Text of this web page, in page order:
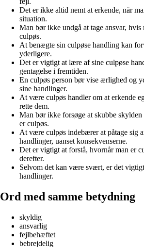
Det er ikke altid nemt at erkende, når
situation.
Man bør ikke undgå at tage ansvar, hvis
culpøs.
At benægte sin culpøse handling kan
yderligere.
Det er vigtigt at lære af sine culpøse
gentagelse i fremtiden.
En culpøs person bør vise ærlighed og
sine handlinger.
At være culpøs handler om at erkende
rette dem.
Man bør ikke forsøge at skubbe skylden
er culpøs.
At være culpøs indebærer at påtage sig
handlinger, uanset konsekvenserne.
Det er vigtigt at forstå, hvornår man er
derefter.
Selvom det kan være svært, er det
handlinger.
Ord med samme betydning
skyldig
ansvarlig
fejlbehæftet
bebrejdelig